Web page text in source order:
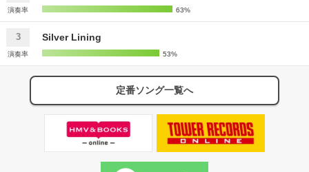
演奏率 63%
3 Silver Lining
演奏率 53%
定番ソング一覧へ